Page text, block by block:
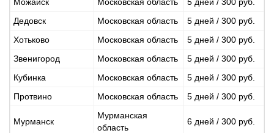
Дедовск
Московская область
5 дней / 300 руб.
Хотьково
Московская область
5 дней / 300 руб.
Звенигород
Московская область
5 дней / 300 руб.
Кубинка
Московская область
5 дней / 300 руб.
Протвино
Московская область 5 дней / 300 руб.
Мурманск
Мурманская
область
6 дней / 300 руб.